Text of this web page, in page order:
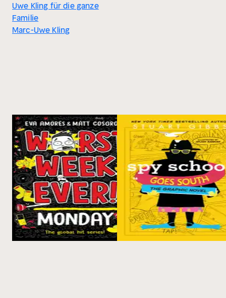
Uwe Kling für die ganze
Familie
Marc-Uwe Kling